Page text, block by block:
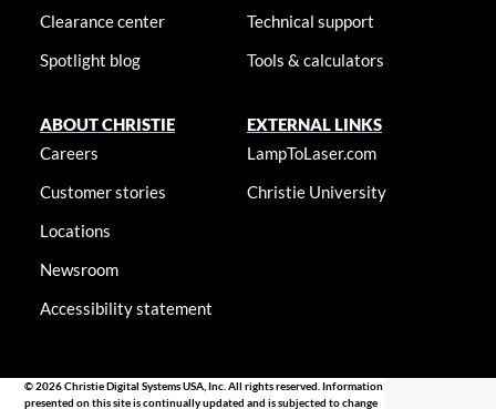
Clearance center
Spotlight blog
Technical support
Tools & calculators
ABOUT CHRISTIE
Careers
Customer stories
Locations
Newsroom
Accessibility statement
EXTERNAL LINKS
LampToLaser.com
Christie University
© 2026 Christie Digital Systems USA, Inc. All rights reserved. Information
presented on this site is continually updated and is subjected to change